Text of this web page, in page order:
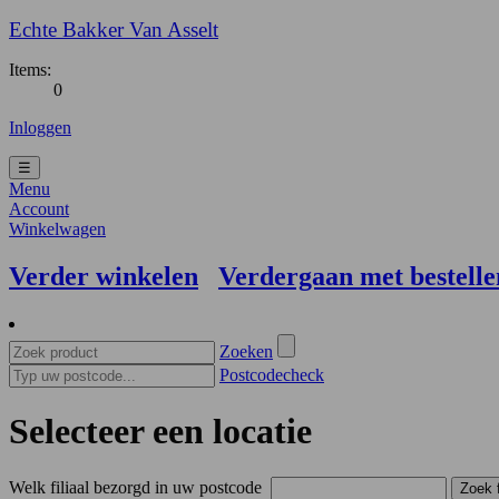
Echte Bakker Van Asselt
Items:
0
Inloggen
☰
Menu
Account
Winkelwagen
Verder winkelen Verdergaan met
Zoeken
Postcodecheck
Selecteer een locatie
Welk filiaal bezorgd in uw postcode